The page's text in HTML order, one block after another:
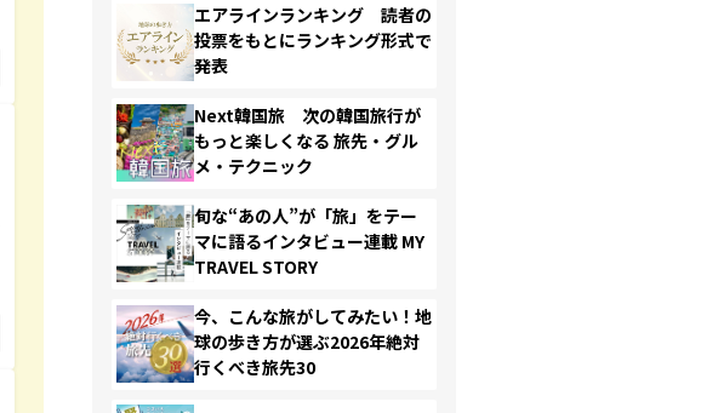
エアラインランキング 読者の
投票をもとにランキング形式で
発表
Next韓国旅 次の韓国旅行が
もっと楽しくなる 旅先・グル
メ・テクニック
旬な“あの人”が「旅」をテー
マに語るインタビュー連載 MY
TRAVEL STORY
今、こんな旅がしてみたい！地
球の歩き方が選ぶ2026年絶対
行くべき旅先30